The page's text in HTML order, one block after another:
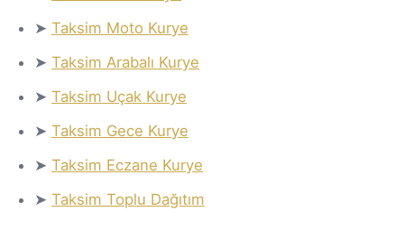
➤ Taksim Moto Kurye
➤ Taksim Arabalı Kurye
➤ Taksim Uçak Kurye
➤ Taksim Gece Kurye
➤ Taksim Eczane Kurye
➤ Taksim Toplu Dağıtım